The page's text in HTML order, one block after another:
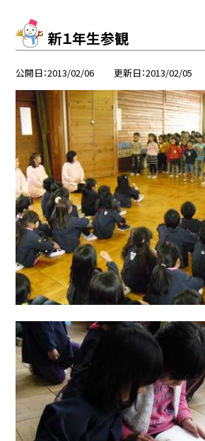
新１年生参観
公開日 2013/02/06 更新日 2013/02/05